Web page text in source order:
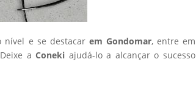
nível e se destacar em Gondomar, entre em
aConeki ajudá-lo a alcançar o sucesso